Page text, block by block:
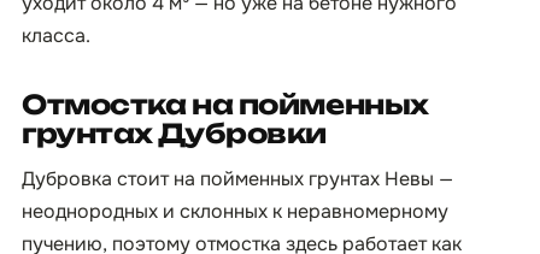
класса.
Отмостка на пойменных
грунтах Дубровки
Дубровка стоит на пойменных грунтах Невы —
неоднородных и склонных к неравномерному
пучению, поэтому отмостка здесь работает как